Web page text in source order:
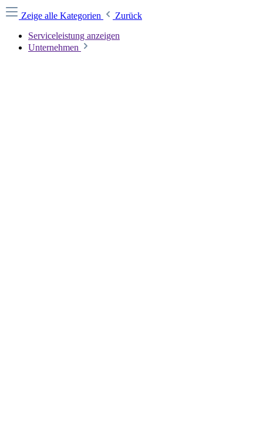
Zeige alle Kategorien
Zurück
Serviceleistung anzeigen
Unternehmen